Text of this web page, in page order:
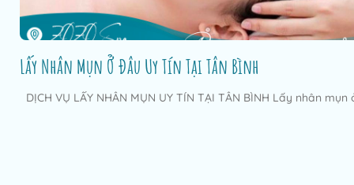
Lấy Nhân Mụn Ở Đâu Uy Tín Tại Tân Bình
DỊCH VỤ LẤY NHÂN MỤN UY TÍN TẠI TÂN BÌNH Lấy nhân mụn